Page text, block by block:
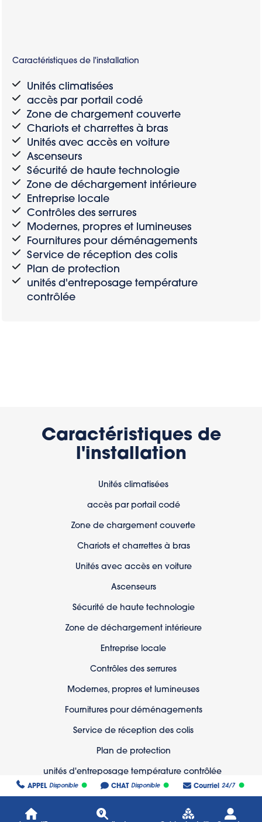
APPEL Disponible CHAT Disponible Courriel 24/7
Caractéristiques de l'installation
Unités climatisées
accès par portail codé
Zone de chargement couverte
Chariots et charrettes à bras
Unités avec accès en voiture
Ascenseurs
Sécurité de haute technologie
Zone de déchargement intérieure
Entreprise locale
Contrôles des serrures
Modernes, propres et lumineuses
Fournitures pour déménagements
Service de réception des colis
Plan de protection
unités d'entreposage température
contrôlée
Caractéristiques de
l'installation
Unités climatisées
accès par portail codé
Zone de chargement couverte
Chariots et charrettes à bras
Unités avec accès en voiture
Ascenseurs
Sécurité de haute technologie
Zone de déchargement intérieure
Entreprise locale
Contrôles des serrures
Modernes, propres et lumineuses
Fournitures pour déménagements
Service de réception des colis
Plan de protection
unités d'entreposage température contrôlée